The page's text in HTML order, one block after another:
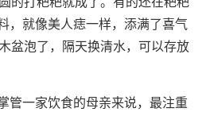
，就像美人痣一样，添满了喜气
盆泡了，隔天换清水，可以存放
管一家饮食的母亲来说，最注重